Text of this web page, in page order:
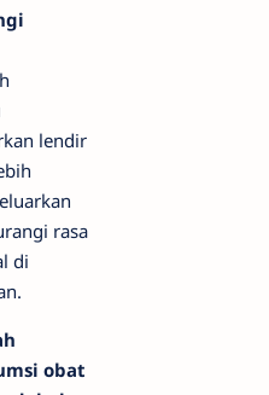
lendir
rasa
di
obat